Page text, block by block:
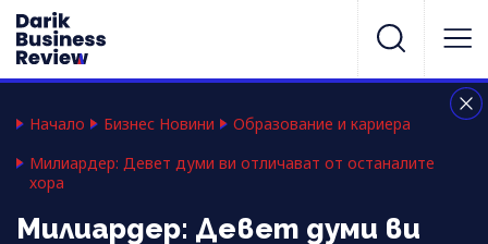
Начало Бизнес Новини
Образование и кариера
Милиардер: Девет думи ви отличават от останалите
хора
Милиардер: Девет думи ви